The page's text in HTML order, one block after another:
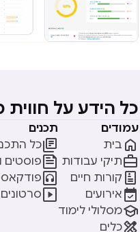
כל הידע על
עמודים
בית 
תיקי עבודות
קורות חיים 
אירועים 
מסלולי לימוד
כלים
תכנים
כל
פוסטים

סרטונים